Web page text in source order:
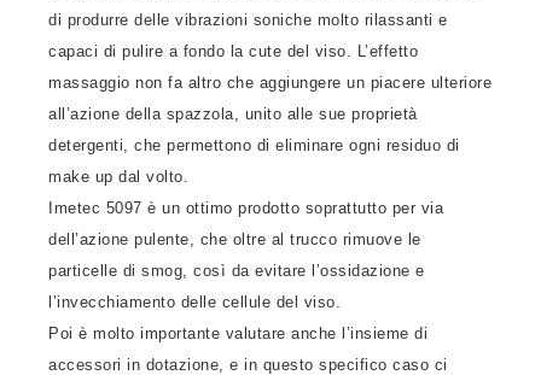
di produrre delle vibrazioni soniche molto rilassanti e
capaci di pulire a fondo la cute del viso. L’effetto
massaggio non fa altro che aggiungere un piacere ulteriore
all’azione della spazzola, unito alle sue proprietà
detergenti, che permettono di eliminare ogni residuo di
make up dal volto.
Imetec 5097 è un ottimo prodotto soprattutto per via
dell’azione pulente, che oltre al trucco rimuove le
particelle di smog, così da evitare l’ossidazione e
l’invecchiamento delle cellule del viso.
Poi è molto importante valutare anche l’insieme di
accessori in dotazione, e in questo specifico caso ci